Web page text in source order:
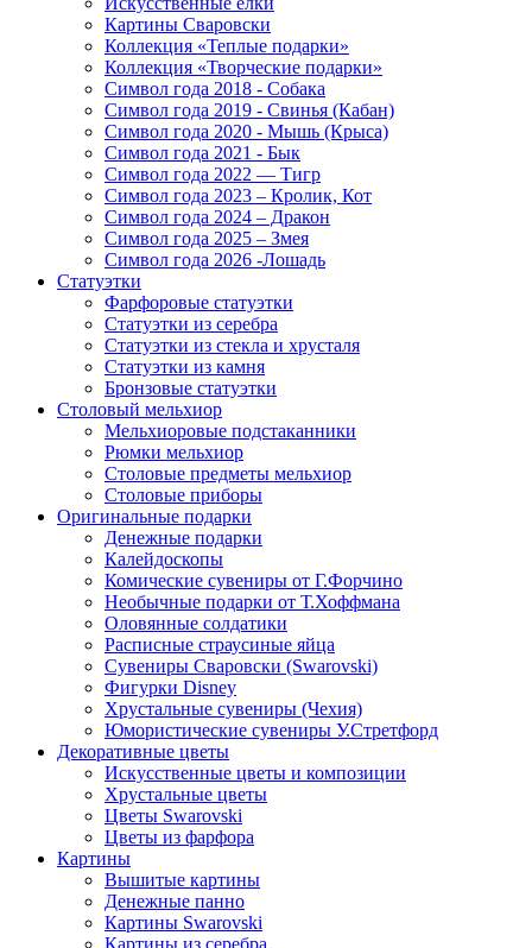
Картины Сваровски
Коллекция «Теплые подарки»
Коллекция «Творческие подарки»
Символ года 2018 - Собака
Символ года 2019 - Свинья (Кабан)
Символ года 2020 - Мышь (Крыса)
Символ года 2021 - Бык
Символ года 2022 — Тигр
Символ года 2023 – Кролик, Кот
Символ года 2024 – Дракон
Символ года 2025 – Змея
Символ года 2026 -Лошадь
Статуэтки
Фарфоровые статуэтки
Статуэтки из серебра
Статуэтки из стекла и хрусталя
Статуэтки из камня
Бронзовые статуэтки
Столовый мельхиор
Мельхиоровые подстаканники
Рюмки мельхиор
Столовые предметы мельхиор
Столовые приборы
Оригинальные подарки
Денежные подарки
Калейдоскопы
Комические сувениры от Г.Форчино
Необычные подарки от Т.Хоффмана
Оловянные солдатики
Расписные страусиные яйца
Сувениры Сваровски (Swarovski)
Фигурки Disney
Хрустальные сувениры (Чехия)
Юмористические сувениры У.Стретфорд
Декоративные цветы
Искусственные цветы и композиции
Хрустальные цветы
Цветы Swarovski
Цветы из фарфора
Картины
Вышитые картины
Денежные панно
Картины Swarovski
Картины из серебра